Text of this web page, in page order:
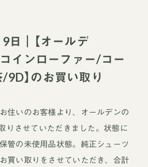
日｜【オールデ
インローファー/コー
9D】のお買い取り
住いのお客様より、オールデンの
りさせていただきました。状態に
管の未使用品状態。純正シューツ
買い取りをさせていただき、合計